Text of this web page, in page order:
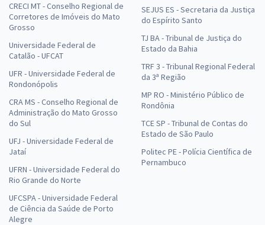
CRECI MT - Conselho Regional de
Corretores de Imóveis do Mato
Grosso
Universidade Federal de
Catalão - UFCAT
UFR - Universidade Federal de
Rondonópolis
CRA MS - Conselho Regional de
Administração do Mato Grosso
do Sul
UFJ - Universidade Federal de
Jataí
UFRN - Universidade Federal do
Rio Grande do Norte
UFCSPA - Universidade Federal
de Ciência da Saúde de Porto
Alegre
SEJUS ES - Secretaria da Justiça
do Espírito Santo
TJ BA - Tribunal de Justiça do
Estado da Bahia
TRF 3 - Tribunal Regional Federal
da 3ª Região
MP RO - Ministério Público de
Rondônia
TCE SP - Tribunal de Contas do
Estado de São Paulo
Politec PE - Polícia Científica de
Pernambuco